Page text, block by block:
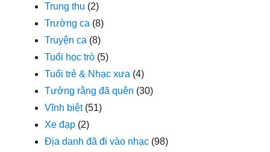
Trung thu (2)
Trường ca (8)
Truyện ca (8)
Tuổi học trò (5)
Tuổi trẻ & Nhạc xưa (4)
Tưởng rằng đã quên (30)
Vĩnh biệt(51)
Xe đạp (2)
Địa danh đã đi vào nhạc (98)